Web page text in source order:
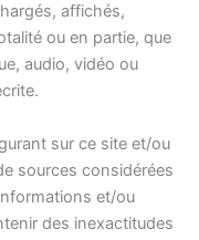
affichés,
ou en partie, que
audio, vidéo ou
sur ce site et/ou
sources considérées
et/ou
des inexactitudes